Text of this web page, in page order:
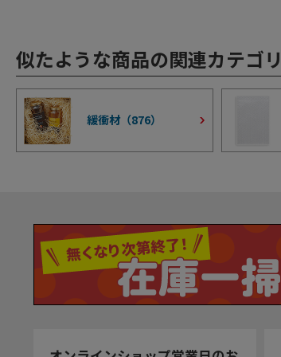
似たような商品の関連カテゴリ
緩衝材（876）